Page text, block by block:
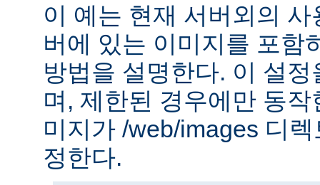
이 예는 현재 서버외의
버에 있는 이미지를 포함
방법을 설명한다. 이 설
며, 제한된 경우에만 동
미지가 /web/images 디
정한다.